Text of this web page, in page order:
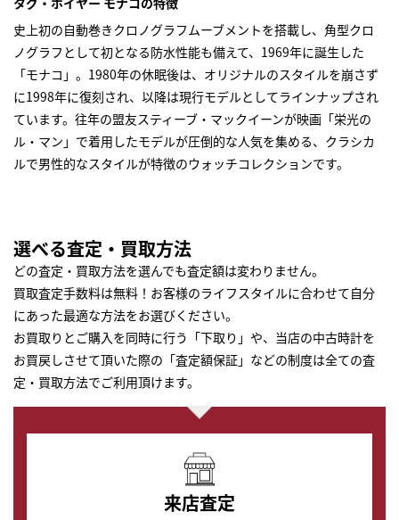
史上初の自動巻きクロノグラフムーブメントを搭載し、角型クロ
ノグラフとして初となる防水性能も備えて、1969年に誕生した
「モナコ」。1980年の休眠後は、オリジナルのスタイルを崩さず
に1998年に復刻され、以降は現行モデルとしてラインナップされ
ています。往年の盟友スティーブ・マックイーンが映画「栄光の
ル・マン」で着用したモデルが圧倒的な人気を集める、クラシカ
ルで男性的なスタイルが特徴のウォッチコレクションです。
選べる査定・買取方法
どの査定・買取方法を選んでも査定額は変わりません。
買取査定手数料は無料！お客様のライフスタイルに合わせて自分
にあった最適な方法をお選びください。
お買取りとご購入を同時に行う「下取り」や、当店の中古時計を
お買戻しさせて頂いた際の「査定額保証」などの制度は全ての査
定・買取方法でご利用頂けます。
来店査定